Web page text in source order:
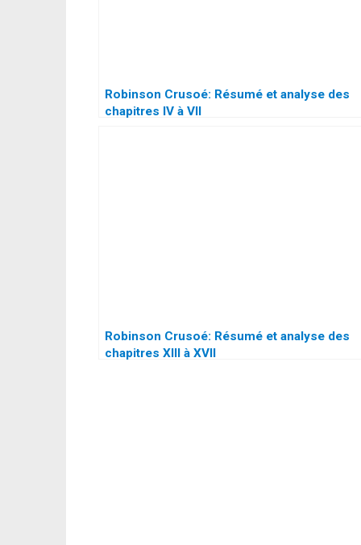
Robinson Crusoé: Résumé et analyse des
chapitres IV à VII
Robinson Crusoé: Résumé et analyse des
chapitres XIII à XVII